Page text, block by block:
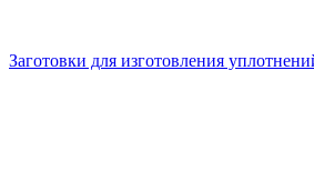
Заготовки для изготовления